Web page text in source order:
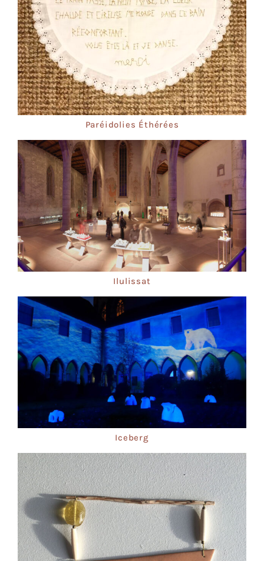
Paréidolies Éthérées
Ilulissat
Iceberg